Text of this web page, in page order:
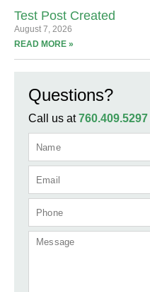
Test Post Created
August 7, 2026
READ MORE »
Questions?
Call us at760.409.5297